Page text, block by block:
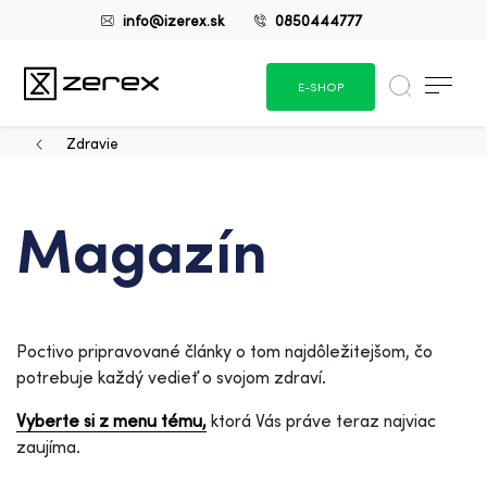
info@izerex.sk 0850444777
E-SHOP
Zdravie
Magazín
Poctivo pripravované články o tom najdôležitejšom, čo
potrebuje každý vedieť o svojom zdraví.
Vyberte si z menu tému, ktorá Vás práve teraz najviac
zaujíma.